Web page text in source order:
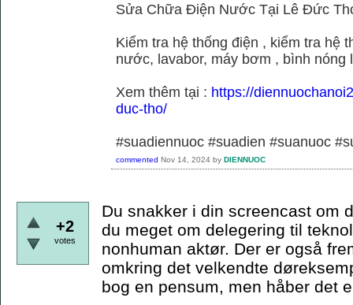
Sửa Chữa Điện Nước Tại Lê Đức
Kiểm tra hệ thống điện , kiểm tra hệ
nước, lavabor, máy bơm , bình nóng
Xem thêm tại : https://
duc-tho/
#suadiennuoc #suadien #suanuoc
commented Nov 14, 2024 by DIENNUOC
+2
votes
Du snakker i din screencast om
du meget om delegering til
nonhuman aktør. Der er også
omkring det velkendte
bog en pensum, men håber det